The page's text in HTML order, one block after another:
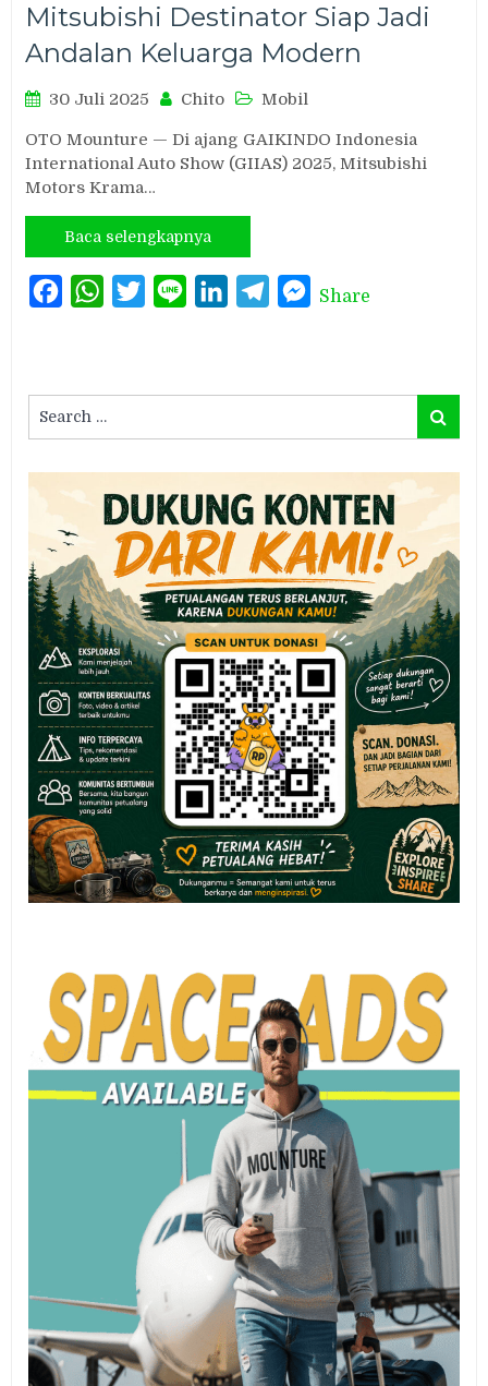
Mitsubishi Destinator Siap Jadi
Andalan Keluarga Modern
30 Juli 2025 Chito Mobil
OTO Mounture — Di ajang GAIKINDO Indonesia
International Auto Show (GIIAS) 2025, Mitsubishi
Motors Krama…
Baca selengkapnya
FacebookWhatsAppTwitterLine LinkedInTelegramMessenger
Share
for:
Search